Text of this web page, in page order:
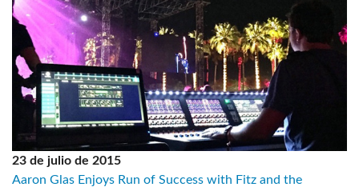
23 de julio de 2015
Aaron Glas Enjoys Run of Success with Fitz and the